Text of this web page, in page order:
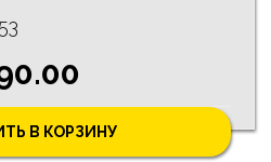
В КОРЗИНУ